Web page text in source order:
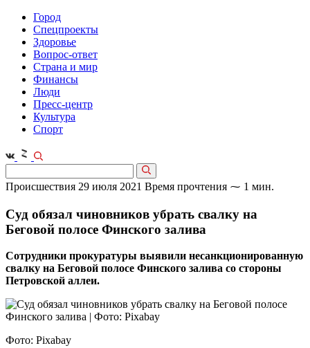
Город
Спецпроекты
Здоровье
Вопрос-ответ
Страна и мир
Финансы
Люди
Пресс-центр
Культура
Спорт
Происшествия 29 июля 2021 Время прочтения ⁓ 1 мин.
Суд обязал чиновников убрать свалку на
Беговой полосе Финского залива
Сотрудники прокуратуры выявили несанкционированную
свалку на Беговой полосе Финского залива со стороны
Петровской аллеи.
Фото: Pixabay